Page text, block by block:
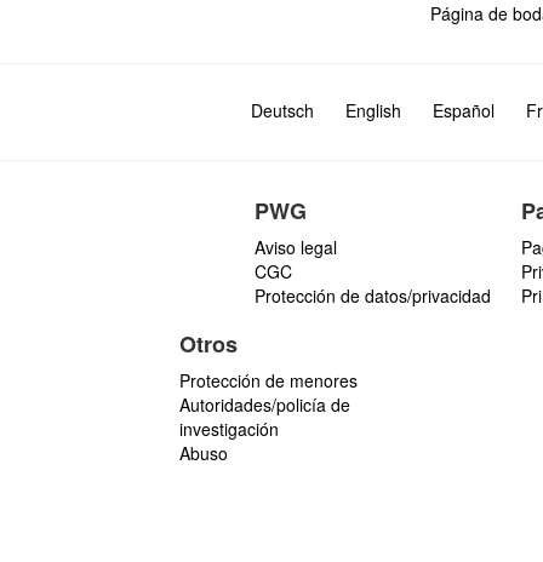
Página de
Deutsch English Español
PWG
Aviso legal
CGC
Protección de datos/privacidad
Otros
Protección de menores
Autoridades/policía de
investigación
Abuso